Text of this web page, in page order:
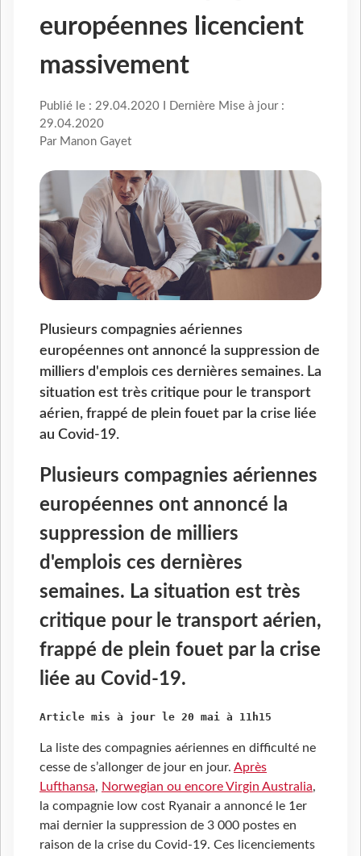
européennes licencient
massivement
Publié le : 29.04.2020 I Dernière Mise à jour :
29.04.2020
Par Manon Gayet
Plusieurs compagnies aériennes
européennes ont annoncé la suppression de
milliers d'emplois ces dernières semaines. La
situation est très critique pour le transport
aérien, frappé de plein fouet par la crise liée
au Covid-19.
Plusieurs compagnies aériennes
européennes ont annoncé la
suppression de milliers
d'emplois ces dernières
semaines. La situation est très
critique pour le transport aérien,
frappé de plein fouet par la crise
liée au Covid-19.
Article mis à jour le 20 mai à 11h15
La liste des compagnies aériennes en difficulté ne
cesse de s’allonger de jour en jour. Après
Lufthansa, Norwegian ou encore Virgin Australia,
la compagnie low cost Ryanair a annoncé le 1er
mai dernier la suppression de 3 000 postes en
raison de la crise du Covid-19. Ces licenciements